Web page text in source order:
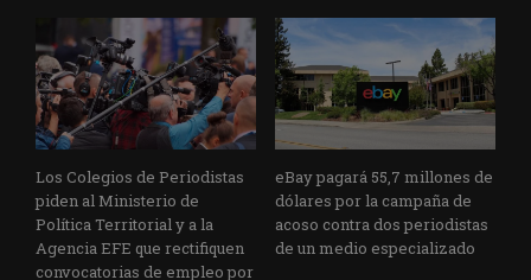
Los Colegios de Periodistas
piden al Ministerio de
Política Territorial y a la
Agencia EFE que rectifiquen
convocatorias de empleo por
eBay pagará 55,7 millones de
dólares por la campaña de
acoso contra dos periodistas
de un medio especializado